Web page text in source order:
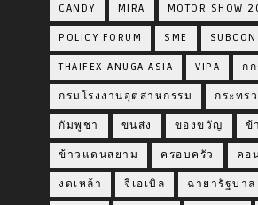
CANDY MIRA MOTOR SHOW
POLICY FORUM SME SUBCON
THAIFEX-ANUGA ASIA VIPA ก
กรมโรงงานอุตสาหกรรม กระทร
กัมพูชา ขนส่ง ของขวัญ ข้
ข้าวแดนสยาม ครอบครัว คอ
งดเหล้า จีเอเบิล ฉายารัฐบาล